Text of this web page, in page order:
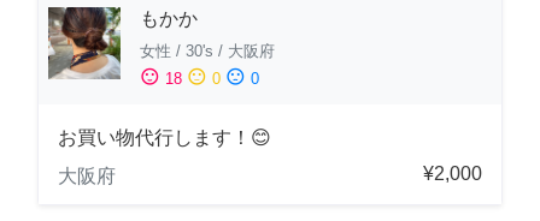
もかか
女性 / 30's / 大阪府
sentiment_satisfied 18 sentiment_neutral 0 sentiment_dissatisfied 0
お買い物代行します！😊
大阪府
¥2,000